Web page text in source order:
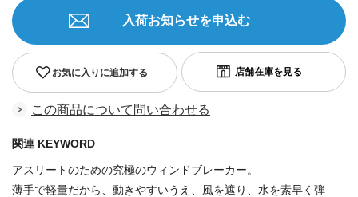
お気に入りに追加する
入荷お知らせを申込む
この商品について問い合わせる
関連 KEYWORD
アスリートのための究極のウィンドブレーカー。
薄手で軽量だから、動きやすいうえ、風を遮り、水を素早く弾